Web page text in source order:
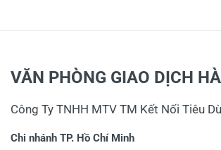
VĂN PHÒNG GIAO DỊCH
Công Ty TNHH MTV TM Kết Nối Tiêu
Chi nhánh TP. Hồ Chí Minh